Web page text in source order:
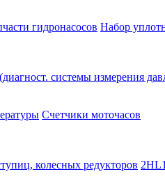
гидронасосов Набор
системы измерения
Счетчики моточасов
колесных редукторов